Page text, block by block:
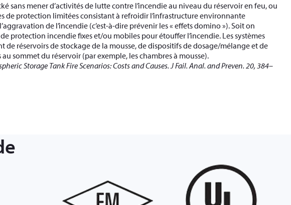
sans mener d’activités de lutte contre l’incendie au niveau du réservoir en feu, ou
de protection limitées consistant à refroidir l’infrastructure environnante
de l’incendie (c’est-à-dire prévenir les « effets domino »). Soit on
protection incendie fixes et/ou mobiles pour étouffer l’incendie. Les systèmes
de réservoirs de stockage de la mousse, de dispositifs de dosage/mélange et de
sommet du réservoir (par exemple, les chambres à mousse).
Storage Tank Fire Scenarios: Costs and Causes. J Fail. Anal. and Preven. 20, 384–